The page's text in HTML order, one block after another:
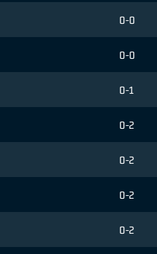
0-0
0-0
0-1
0-2
0-2
0-2
0-2